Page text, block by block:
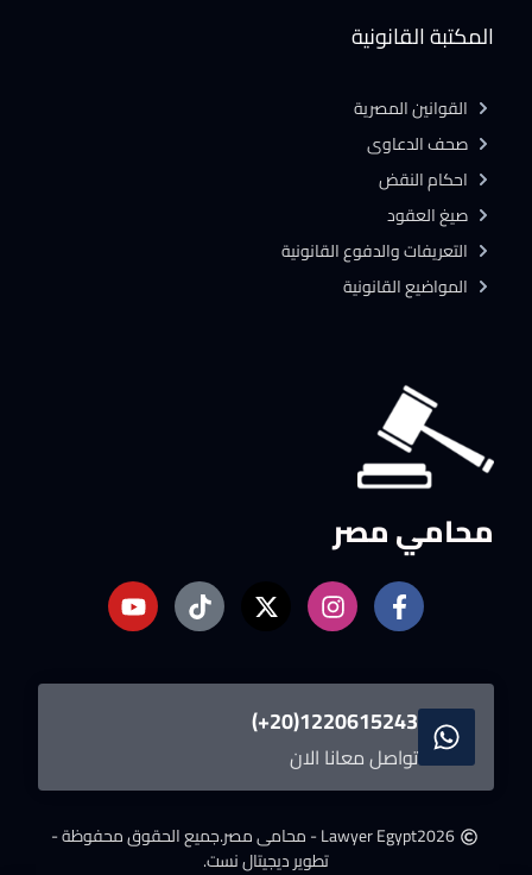
محامي مصر
1220615243(20+)
تواصل معانا الان
2026Lawyer Egypt - محامى مصر.
جميع الحقوق محفوظة -
تطوير ديجيتال نست.
المكتبة القانونية
القوانين المصرية
صحف الدعاوى
احكام النقض
صيغ العقود
التعريفات والدفوع القانونية
المواضيع القانونية